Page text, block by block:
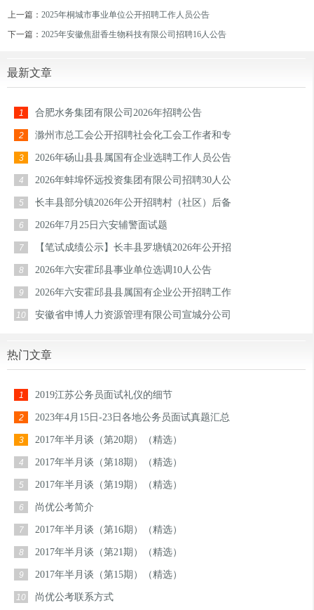
上一篇：2025年桐城市事业单位公开招聘工作人员公告
下一篇：2025年安徽焦甜香生物科技有限公司招聘16人公告
最新文章
1 合肥水务集团有限公司2026年招聘公告
2 滁州市总工会公开招聘社会化工会工作者和专
3 2026年砀山县县属国有企业选聘工作人员公告
4 2026年蚌埠怀远投资集团有限公司招聘30人公
5 长丰县部分镇2026年公开招聘村（社区）后备
6 2026年7月25日六安辅警面试题
7 【笔试成绩公示】长丰县罗塘镇2026年公开招
8 2026年六安霍邱县事业单位选调10人公告
9 2026年六安霍邱县县属国有企业公开招聘工作
10 安徽省申博人力资源管理有限公司宣城分公司
热门文章
1 2019江苏公务员面试礼仪的细节
2 2023年4月15日-23日各地公务员面试真题汇总
3 2017年半月谈（第20期）（精选）
4 2017年半月谈（第18期）（精选）
5 2017年半月谈（第19期）（精选）
6 尚优公考简介
7 2017年半月谈（第16期）（精选）
8 2017年半月谈（第21期）（精选）
9 2017年半月谈（第15期）（精选）
10 尚优公考联系方式